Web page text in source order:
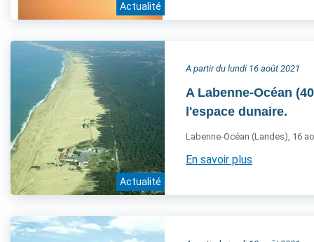
Actualité
Actualité
A partir du lundi 16 août 2021
A Labenne-Océan
l'espace dunaire.
Labenne-Océan (Landes), 16
En savoir plus